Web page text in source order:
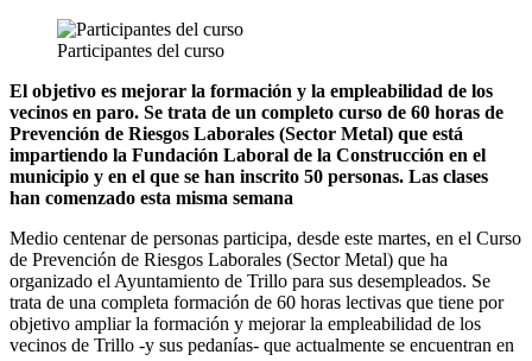
Participantes del curso
El objetivo es mejorar la formación y la empleabilidad de los
vecinos en paro. Se trata de un completo curso de 60 horas de
Prevención de Riesgos Laborales (Sector Metal) que está
impartiendo la Fundación Laboral de la Construcción en el
municipio y en el que se han inscrito 50 personas. Las clases
han comenzado esta misma semana
Medio centenar de personas participa, desde este martes, en el Curso
de Prevención de Riesgos Laborales (Sector Metal) que ha
organizado el Ayuntamiento de Trillo para sus desempleados. Se
trata de una completa formación de 60 horas lectivas que tiene por
objetivo ampliar la formación y mejorar la empleabilidad de los
vecinos de Trillo -y sus pedanías- que actualmente se encuentran en